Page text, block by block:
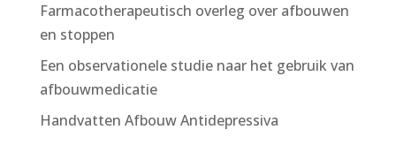
Farmacotherapeutisch overleg over afbouwen
en stoppen
Een observationele studie naar het gebruik van
afbouwmedicatie
Handvatten Afbouw Antidepressiva